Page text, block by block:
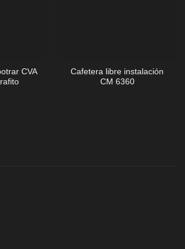
CVA
Cafetera libre instalación
CM 6360